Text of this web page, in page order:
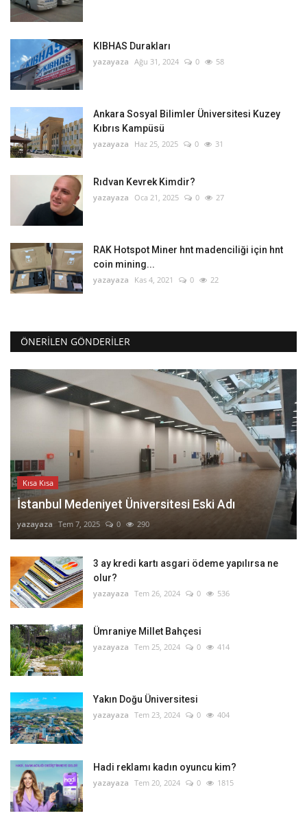
KIBHAS Durakları
yazayaza Ağu 31, 2024 0 58
Ankara Sosyal Bilimler Üniversitesi Kuzey
Kıbrıs Kampüsü
yazayaza Haz 25, 2025 0 31
Rıdvan Kevrek Kimdir?
yazayaza Oca 21, 2025 0 27
RAK Hotspot Miner hnt madenciliği için hnt
coin mining...
yazayaza Kas 4, 2021 0 22
ÖNERILEN GÖNDERILER
Kısa Kısa
İstanbul Medeniyet Üniversitesi Eski Adı
yazayaza Tem 7, 2025 0 290
3 ay kredi kartı asgari ödeme yapılırsa ne
olur?
yazayaza Tem 26, 2024 0 536
Ümraniye Millet Bahçesi
yazayaza Tem 25, 2024 0 414
Yakın Doğu Üniversitesi
yazayaza Tem 23, 2024 0 404
Hadi reklamı kadın oyuncu kim?
yazayaza Tem 20, 2024 0 1815